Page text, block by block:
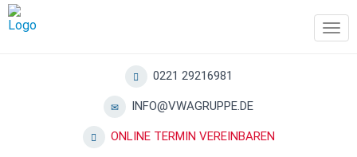
0221 29216981
INFO@VWAGRUPPE.DE
ONLINE TERMIN VEREINBAREN